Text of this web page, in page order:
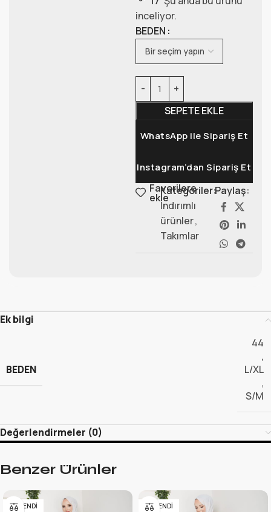
inceliyor.
BEDEN
SEPETE EKLE
WhatsApp ile Sipariş Et
Instagram’dan Sipariş Et
Favorilere
ekle
Kategoriler:
Indırımlı
ürünler,
Takımlar
Paylaş:
Ek bilgi
BEDEN
44
,
L/XL
,
S/M
Değerlendirmeler (0)
Benzer Ürünler
TÜKENDI TÜKENDI